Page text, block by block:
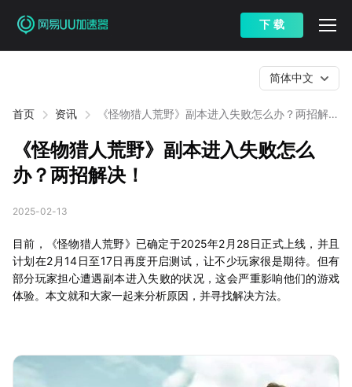
下 载
首页 资讯
《怪物猎人荒野》副本进入失败怎么办？两招解
简体中文
《怪物猎人荒野》副本进入失败怎么
办？两招解决！
2025-02-13
目前，《怪物猎人荒野》已确定于2025年2月28日正式上线，并且
计划在2月14日至17日再度开启测试，让不少玩家很是期待。但有
部分玩家担心遭遇副本进入失败的状况，这会严重影响他们的游戏
体验。本文就和大家一起来分析原因，并寻找解决方法。